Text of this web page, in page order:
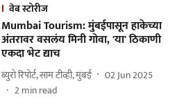
वेब स्टोरीज
Mumbai Tourism: मुंबईपासून हाकेच्या
अंतरावर वसलंय मिनी गोवा, 'या' ठिकाणी
एकदा भेट द्याच
ब्युरो रिपोर्ट, साम टीव्ही, मुंबई
02 Jun 2025
2min read